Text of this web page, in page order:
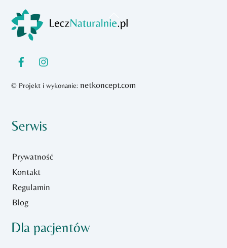
To
© Projekt i wykonanie:netkoncept.com
Serwis
Prywatność
Kontakt
Regulamin
Blog
Dla pacjentów